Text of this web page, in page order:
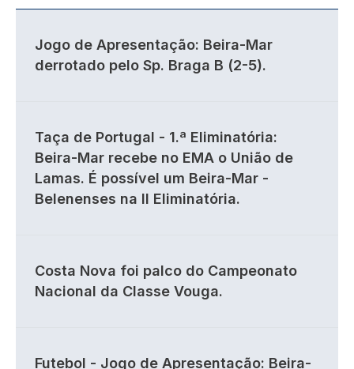
Jogo de Apresentação: Beira-Mar
derrotado pelo Sp. Braga B (2-5).
Taça de Portugal - 1.ª Eliminatória:
Beira-Mar recebe no EMA o União de
Lamas. É possível um Beira-Mar -
Belenenses na II Eliminatória.
Costa Nova foi palco do Campeonato
Nacional da Classe Vouga.
Futebol - Jogo de Apresentação: Beira-